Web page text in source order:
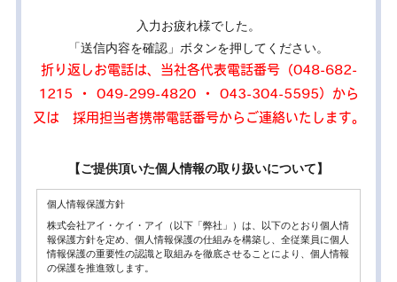
入力お疲れ様でした。
「送信内容を確認」ボタンを押してください。
折り返しお電話は、当社各代表電話番号（048-682-
1215 ・ 049-299-4820 ・ 043-304-5595）から
又は 採用担当者携帯電話番号からご連絡いたします。
【ご提供頂いた個人情報の取り扱いについて】
個人情報保護方針
株式会社アイ・ケイ・アイ（以下「弊社」）は、以下のとおり個人情
報保護方針を定め、個人情報保護の仕組みを構築し、全従業員に個人
情報保護の重要性の認識と取組みを徹底させることにより、個人情報
の保護を推進致します。